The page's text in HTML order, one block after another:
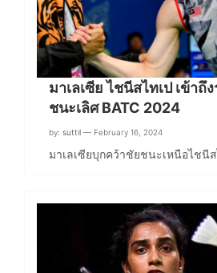
มาเลเซีย ไชนีสไทเป เข้าถึ
ชนะเลิศ BATC 2024
by: suttil — February 16, 2024
มาเลเซียบุกคว้าชัยชนะเหนือไชนี